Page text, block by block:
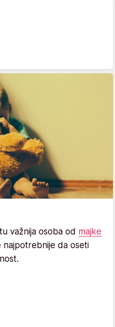
važnija osoba od majke
najpotrebnije da oseti